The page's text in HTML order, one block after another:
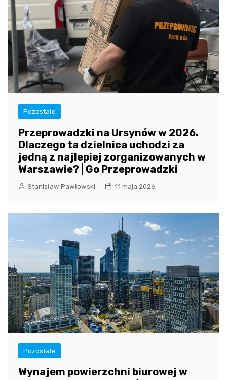
Pozostałe
Przeprowadzki na Ursynów w 2026.
Dlaczego ta dzielnica uchodzi za
jedną z najlepiej zorganizowanych w
Warszawie? | Go Przeprowadzki
Stanisław Pawłowski 11 maja 2026
Pozostałe
Wynajem powierzchni biurowej w